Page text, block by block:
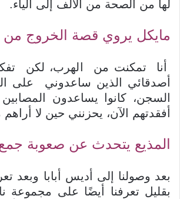
لها من الصحة من الألف إلى الياء.
مايكل يروي قصة الخروج
أنا تمكنت من الهرب، لكن
أصدقائي الذين ساعدوني على
السجن، كانوا يساعدون
أفقدتهم الآن، يحزنني حين لا
المذيع يتحدث عن صعوبة جمع
بعد وصولنا إلى أديس أبابا وبعد
بقليل تعرفنا أيضًا على مجموعة